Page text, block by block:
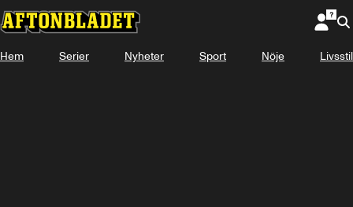
Hem Serier Nyheter Sport Nöje Livsstil